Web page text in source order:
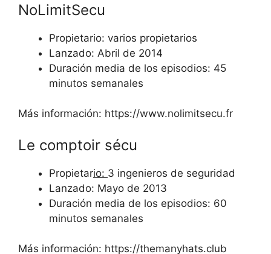
NoLimitSecu
Propietario: varios propietarios
Lanzado: Abril de 2014
Duración media de los episodios: 45
minutos semanales
Más información: https://www.nolimitsecu.fr
Le comptoir sécu
Propietario: 3 ingenieros de seguridad
Lanzado: Mayo de 2013
Duración media de los episodios: 60
minutos semanales
Más información: https://themanyhats.club